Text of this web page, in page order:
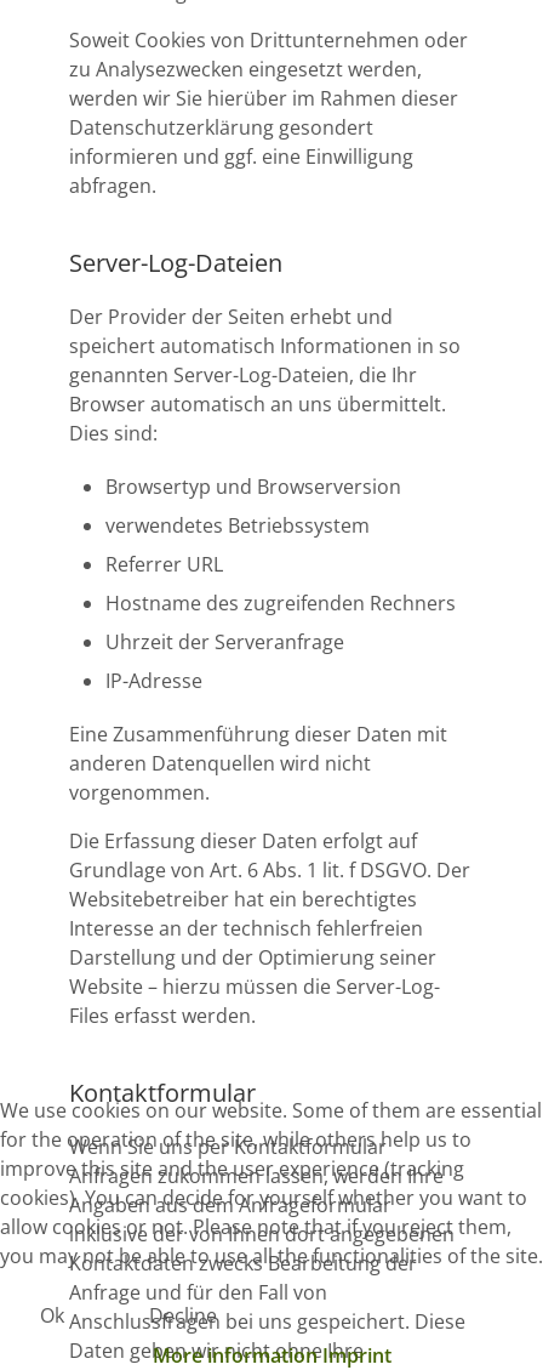
Soweit Cookies von Drittunternehmen oder
zu Analysezwecken eingesetzt werden,
werden wir Sie hierüber im Rahmen dieser
Datenschutzerklärung gesondert
informieren und ggf. eine Einwilligung
abfragen.
Server-Log-Dateien
Der Provider der Seiten erhebt und
speichert automatisch Informationen in so
genannten Server-Log-Dateien, die Ihr
Browser automatisch an uns übermittelt.
Dies sind:
Browsertyp und Browserversion
verwendetes Betriebssystem
Referrer URL
Hostname des zugreifenden Rechners
Uhrzeit der Serveranfrage
IP-Adresse
Eine Zusammenführung dieser Daten mit
anderen Datenquellen wird nicht
vorgenommen.
Die Erfassung dieser Daten erfolgt auf
Grundlage von Art. 6 Abs. 1 lit. f DSGVO. Der
Websitebetreiber hat ein berechtigtes
Interesse an der technisch fehlerfreien
Darstellung und der Optimierung seiner
Website – hierzu müssen die Server-Log-
Files erfasst werden.
Kontaktformular
Wenn Sie uns per Kontaktformular
Anfragen zukommen lassen, werden Ihre
Angaben aus dem Anfrageformular
inklusive der von Ihnen dort angegebenen
Kontaktdaten zwecks Bearbeitung der
Anfrage und für den Fall von
Anschlussfragen bei uns gespeichert. Diese
Daten geben wir nicht ohne Ihre
We use cookies on our website. Some of them are essential
for the operation of the site, while others help us to
improve this site and the user experience (tracking
cookies). You can decide for yourself whether you want to
allow cookies or not. Please note that if you reject them,
you may not be able to use all the functionalities of the site.
Ok
Decline
More informationImprint